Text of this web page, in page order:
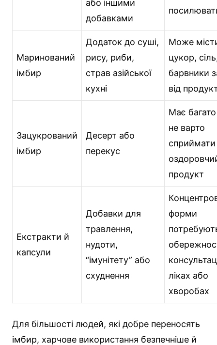
або іншими
добавками
Маринований
імбир
Додаток до суші,
рису, риби,
страв азійської
кухні
Може
цукор,
барвники
від
Зацукрований
імбир
Десерт або
перекус
Має
не варто
сприймати
продукт
Екстракти й
капсули
Добавки для
травлення,
нудоти,
“імунітету” або
схуднення
форми
ліках або
хворобах
Для більшості людей, які добре переносять
імбир, харчове використання безпечніше й